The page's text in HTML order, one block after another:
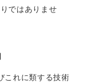
ではありませ
これに類する技術